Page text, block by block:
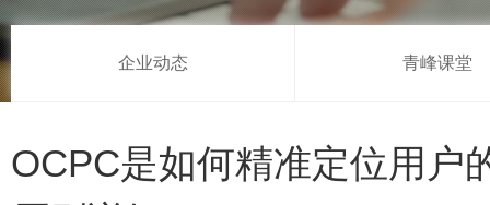
企业动态 青峰课堂
OCPC是如何精准定位用户